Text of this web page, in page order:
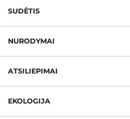
SUDĖTIS
NURODYMAI
ATSILIEPIMAI
EKOLOGIJA